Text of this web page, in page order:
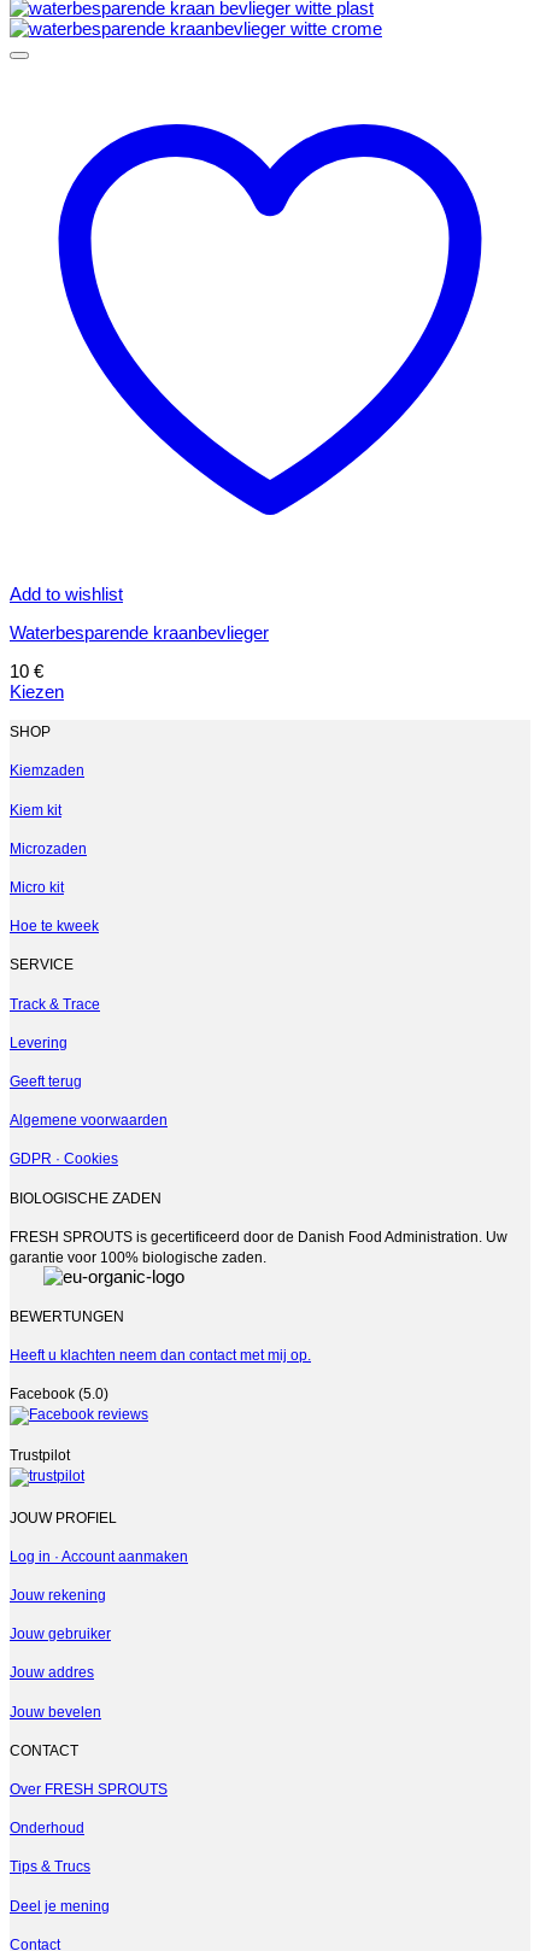
Add to wishlist
Waterbesparende kraanbevlieger
10 €
Kiezen
product
meerdere
Deze
kan
worden
op
de
productpagina
SHOP
Kiemzaden
Kiem kit
Microzaden
Micro kit
Hoe te kweek
SERVICE
Track & Trace
Levering
Geeft terug
Algemene voorwaarden
GDPR · Cookies
BIOLOGISCHE ZADEN
FRESH SPROUTS is gecertificeerd door de Danish Food Administration. Uw
garantie voor 100% biologische zaden.
BEWERTUNGEN
Heeft u klachten neem dan contact met mij op.
Facebook (5.0)
Trustpilot
JOUW PROFIEL
Log in · Account aanmaken
Jouw rekening
Jouw gebruiker
Jouw addres
Jouw bevelen
CONTACT
Over FRESH SPROUTS
Onderhoud
Tips & Trucs
Deel je mening
Contact